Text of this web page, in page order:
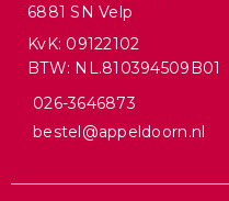
6881 SN Velp
KvK: 09122102
BTW: NL.810394509B01
026-3646873
bestel@appeldoorn.nl